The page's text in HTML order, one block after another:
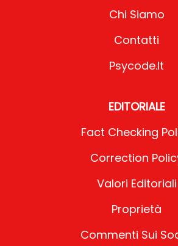
Chi Siamo
Contatti
Psycode.it
EDITORIALE
Fact Checking
Correction
Valori Editoriali
Proprietà
Commenti Sui